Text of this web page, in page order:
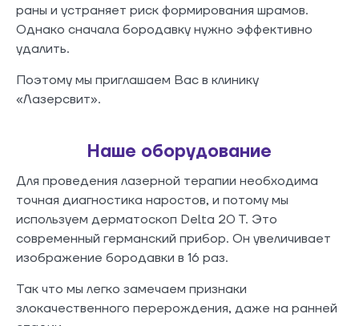
раны и устраняет риск формирования шрамов.
Однако сначала бородавку нужно эффективно
удалить.
Поэтому мы приглашаем Вас в клинику
«Лазерсвит».
Наше оборудование
Для проведения лазерной терапии необходима
точная диагностика наростов, и потому мы
используем дерматоскоп Delta 20 T. Это
современный германский прибор. Он увеличивает
изображение бородавки в 16 раз.
Так что мы легко замечаем признаки
злокачественного перерождения, даже на ранней